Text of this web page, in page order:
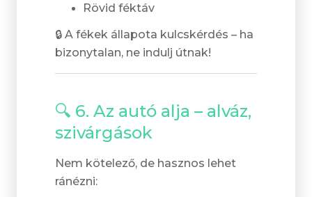
Rövid féktáv
🔒 A fékek állapota kulcskérdés – ha
bizonytalan, ne indulj útnak!
🔍 6. Az autó alja – alváz,
szivárgások
Nem kötelező, de hasznos lehet
ránézni: